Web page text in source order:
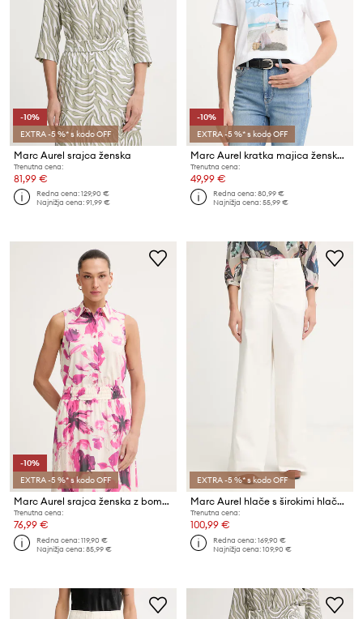
-10%
EXTRA -5 %* s kodo OFF
Marc Aurel srajca ženska
Trenutna cena:
81,99 €
Redna cena:129,90 €
Najnižja cena:91,99 €
-10%
EXTRA -5 %* s kodo OFF
Marc Aurel kratka majica ženska bombažna
Trenutna cena:
49,99 €
Redna cena:80,99 €
Najnižja cena:55,99 €
-10%
EXTRA -5 %* s kodo OFF
Marc Aurel srajca ženska z bombažem
Trenutna cena:
76,99 €
Redna cena:119,90 €
Najnižja cena:85,99 €
EXTRA -5 %* s kodo OFF
Marc Aurel hlače s širokimi hlačnicami ženske bombažne z elastanom
Trenutna cena:
100,99 €
Redna cena:169,90 €
Najnižja cena:109,90 €